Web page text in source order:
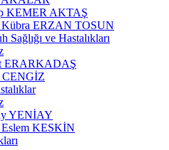
KEMER AKTAŞ
Kübra ERZAN TOSUN
Sağlığı ve Hastalıkları
ERARKADAŞ
CENGİZ
YENİAY
Eslem KESKİN